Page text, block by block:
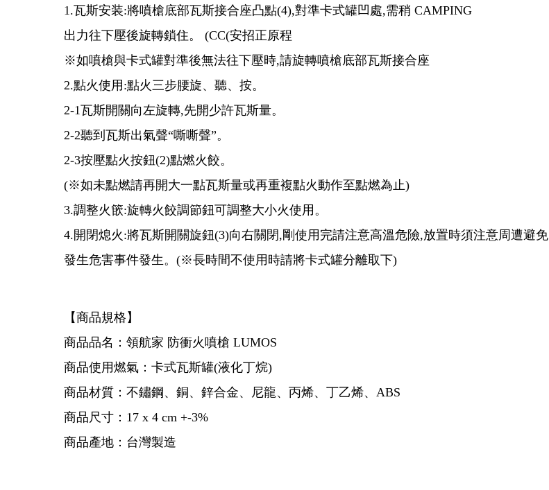
1.瓦斯安装:將噴槍底部瓦斯接合座凸點(4),對準卡式罐凹處,需稍 CAMPING
出力往下壓後旋轉鎖住。 (CC(安招正原程
※如噴槍與卡式罐對準後無法往下壓時,請旋轉噴槍底部瓦斯接合座
2.點火使用:點火三步腰旋、聽、按。
2-1瓦斯開關向左旋轉,先開少許瓦斯量。
2-2聽到瓦斯出氣聲“嘶嘶聲”。
2-3按壓點火按鈕(2)點燃火餃。
(※如未點燃請再開大一點瓦斯量或再重複點火動作至點燃為止)
3.調整火篏:旋轉火餃調節鈕可調整大小火使用。
4.開閉熄火:將瓦斯開關旋鈕(3)向右關閉,剛使用完請注意高溫危險,放置時須注意周遭避免
發生危害事件發生。(※長時間不使用時請將卡式罐分離取下)
【商品規格】
商品品名：領航家 防衝火噴槍 LUMOS
商品使用燃氣：卡式瓦斯罐(液化丁烷)
商品材質：不鏽鋼、銅、鋅合金、尼龍、丙烯、丁乙烯、ABS
商品尺寸：17 x 4 cm +-3%
商品產地：台灣製造